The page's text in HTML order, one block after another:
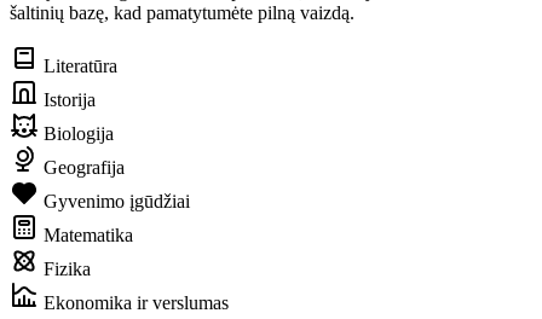
šaltinių bazę, kad pamatytumėte pilną vaizdą.
Literatūra
Istorija
Biologija
Geografija
Gyvenimo įgūdžiai
Matematika
Fizika
Ekonomika ir verslumas